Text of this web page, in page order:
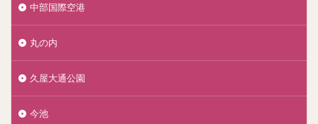
中部国際空港
丸の内
久屋大通公園
今池